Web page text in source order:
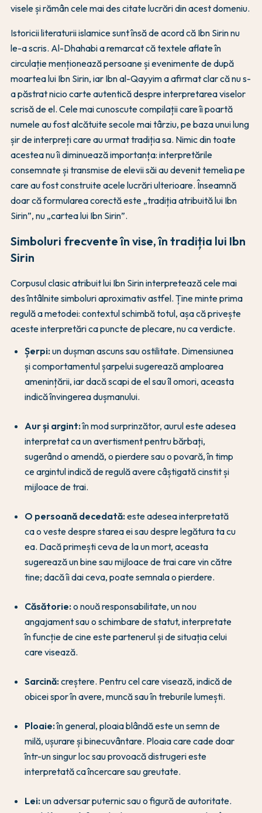
visele și rămân cele mai des citate lucrări din acest domeniu.
Istoricii literaturii islamice sunt însă de acord că Ibn Sirin nu
le-a scris. Al-Dhahabi a remarcat că textele aflate în
circulație menționează persoane și evenimente de după
moartea lui Ibn Sirin, iar Ibn al-Qayyim a afirmat clar că nu s-
a păstrat nicio carte autentică despre interpretarea viselor
scrisă de el. Cele mai cunoscute compilații care îi poartă
numele au fost alcătuite secole mai târziu, pe baza unui lung
șir de interpreți care au urmat tradiția sa. Nimic din toate
acestea nu îi diminuează importanța: interpretările
consemnate și transmise de elevii săi au devenit temelia pe
care au fost construite acele lucrări ulterioare. Înseamnă
doar că formularea corectă este „tradiția atribuită lui Ibn
Sirin”, nu „cartea lui Ibn Sirin”.
Simboluri frecvente în vise, în tradiția lui Ibn
Sirin
Corpusul clasic atribuit lui Ibn Sirin interpretează cele mai
des întâlnite simboluri aproximativ astfel. Ține minte prima
regulă a metodei: contextul schimbă totul, așa că privește
aceste interpretări ca puncte de plecare, nu ca verdicte.
Șerpi:un dușman ascuns sau ostilitate. Dimensiunea
și comportamentul șarpelui sugerează amploarea
amenințării, iar dacă scapi de el sau îl omori, aceasta
indică învingerea dușmanului.
Aur și argint:în mod surprinzător, aurul este adesea
interpretat ca un avertisment pentru bărbați,
sugerând o amendă, o pierdere sau o povară, în timp
ce argintul indică de regulă avere câștigată cinstit și
mijloace de trai.
O persoană decedată:este adesea interpretată
ca o veste despre starea ei sau despre legătura ta cu
ea. Dacă primești ceva de la un mort, aceasta
sugerează un bine sau mijloace de trai care vin către
tine; dacă îi dai ceva, poate semnala o pierdere.
Căsătorie:o nouă responsabilitate, un nou
angajament sau o schimbare de statut, interpretate
în funcție de cine este partenerul și de situația celui
care visează.
Sarcină:creștere. Pentru cel care visează, indică de
obicei spor în avere, muncă sau în treburile lumești.
Ploaie:în general, ploaia blândă este un semn de
milă, ușurare și binecuvântare. Ploaia care cade doar
într-un singur loc sau provoacă distrugeri este
interpretată ca încercare sau greutate.
Lei:un adversar puternic sau o figură de autoritate.